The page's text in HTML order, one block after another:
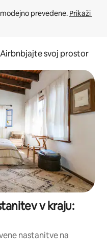
prevedene. Prikaži
Airbnbjajte svoj prostor
v kraju:
nastanitve na